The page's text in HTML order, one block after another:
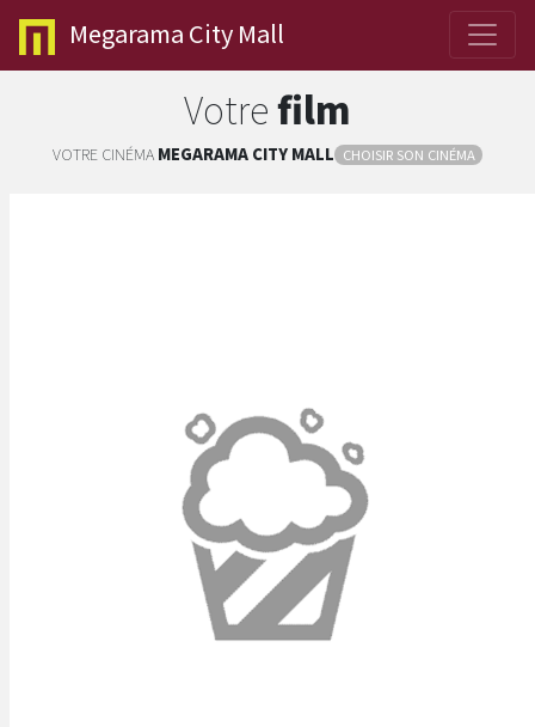
Megarama City Mall
Votrefilm
VOTRE CINÉMA MEGARAMACITY MALL CHOISIR SON CINÉMA